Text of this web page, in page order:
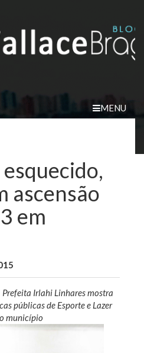
MENU
ascensão
em
Prefeita Irlahi Linhares mostra
públicas de Esporte e Lazer
município